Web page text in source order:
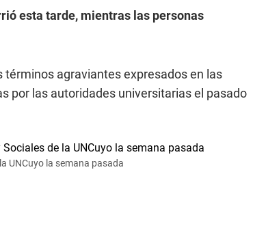
esta tarde, mientras las personas
términos agraviantes expresados en las
por las autoridades universitarias el pasado
UNCuyo la semana pasada